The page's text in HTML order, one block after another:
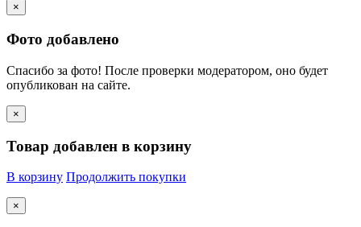
×
Фото добавлено
Спасибо за фото! После проверки модератором, оно будет
опубликован на сайте.
×
Товар добавлен в корзину
В корзину Продолжить покупки
×